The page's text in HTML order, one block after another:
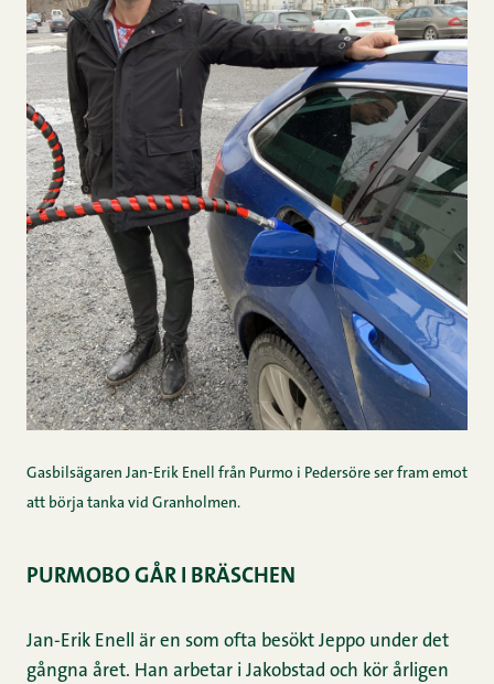
Gasbilsägaren Jan-Erik Enell från Purmo i Pedersöre ser fram emot
att börja tanka vid Granholmen.
PURMOBO GÅR I BRÄSCHEN
Jan-Erik Enell är en som ofta besökt Jeppo under det
gångna året. Han arbetar i Jakobstad och kör årligen